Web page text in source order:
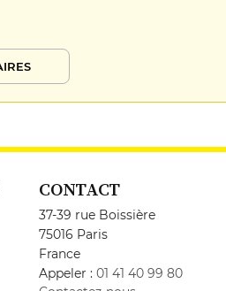
CONTACT
37-39 rue Boissière
75016 Paris
France
Appeler : 01 41 40 99 80